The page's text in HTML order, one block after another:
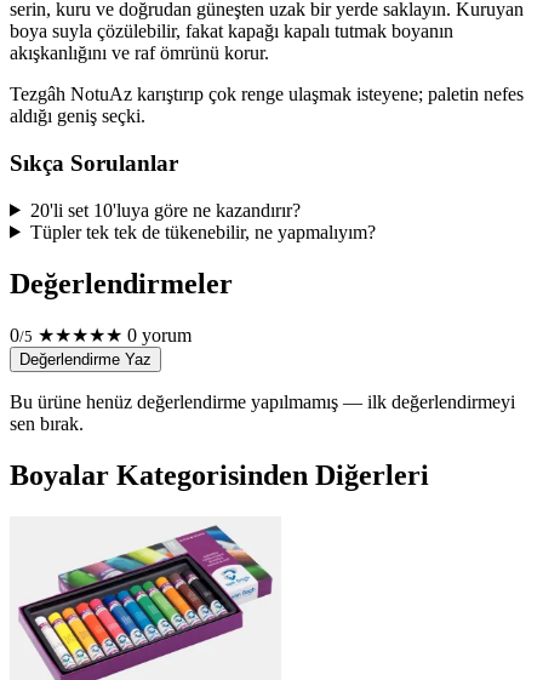
serin, kuru ve doğrudan güneşten uzak bir yerde saklayın. Kuruyan
boya suyla çözülebilir, fakat kapağı kapalı tutmak boyanın
akışkanlığını ve raf ömrünü korur.
Tezgâh NotuAz karıştırıp çok renge ulaşmak isteyene; paletin nefes
aldığı geniş seçki.
Sıkça Sorulanlar
20'li set 10'luya göre ne kazandırır?
Tüpler tek tek de tükenebilir, ne yapmalıyım?
Değerlendirmeler
0/5 ★★★★★ 0 yorum
Değerlendirme Yaz
Bu ürüne henüz değerlendirme yapılmamış — ilk değerlendirmeyi
sen bırak.
Boyalar Kategorisinden Diğerleri